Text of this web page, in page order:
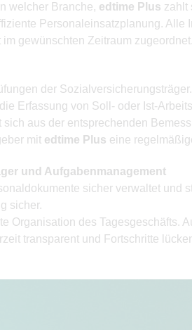
welcher Branche, edtime Plus zahlt
Personaleinsatzplanung.
gewünschten Zeitraum zugeordnet.
der
Erfassung von Soll- oder Ist-
aus der entsprechenden
mit edtime Plus eine
und Aufgabenmanagement
sicher verwaltet
sicher.
Organisation des
transparent und Fortschritte